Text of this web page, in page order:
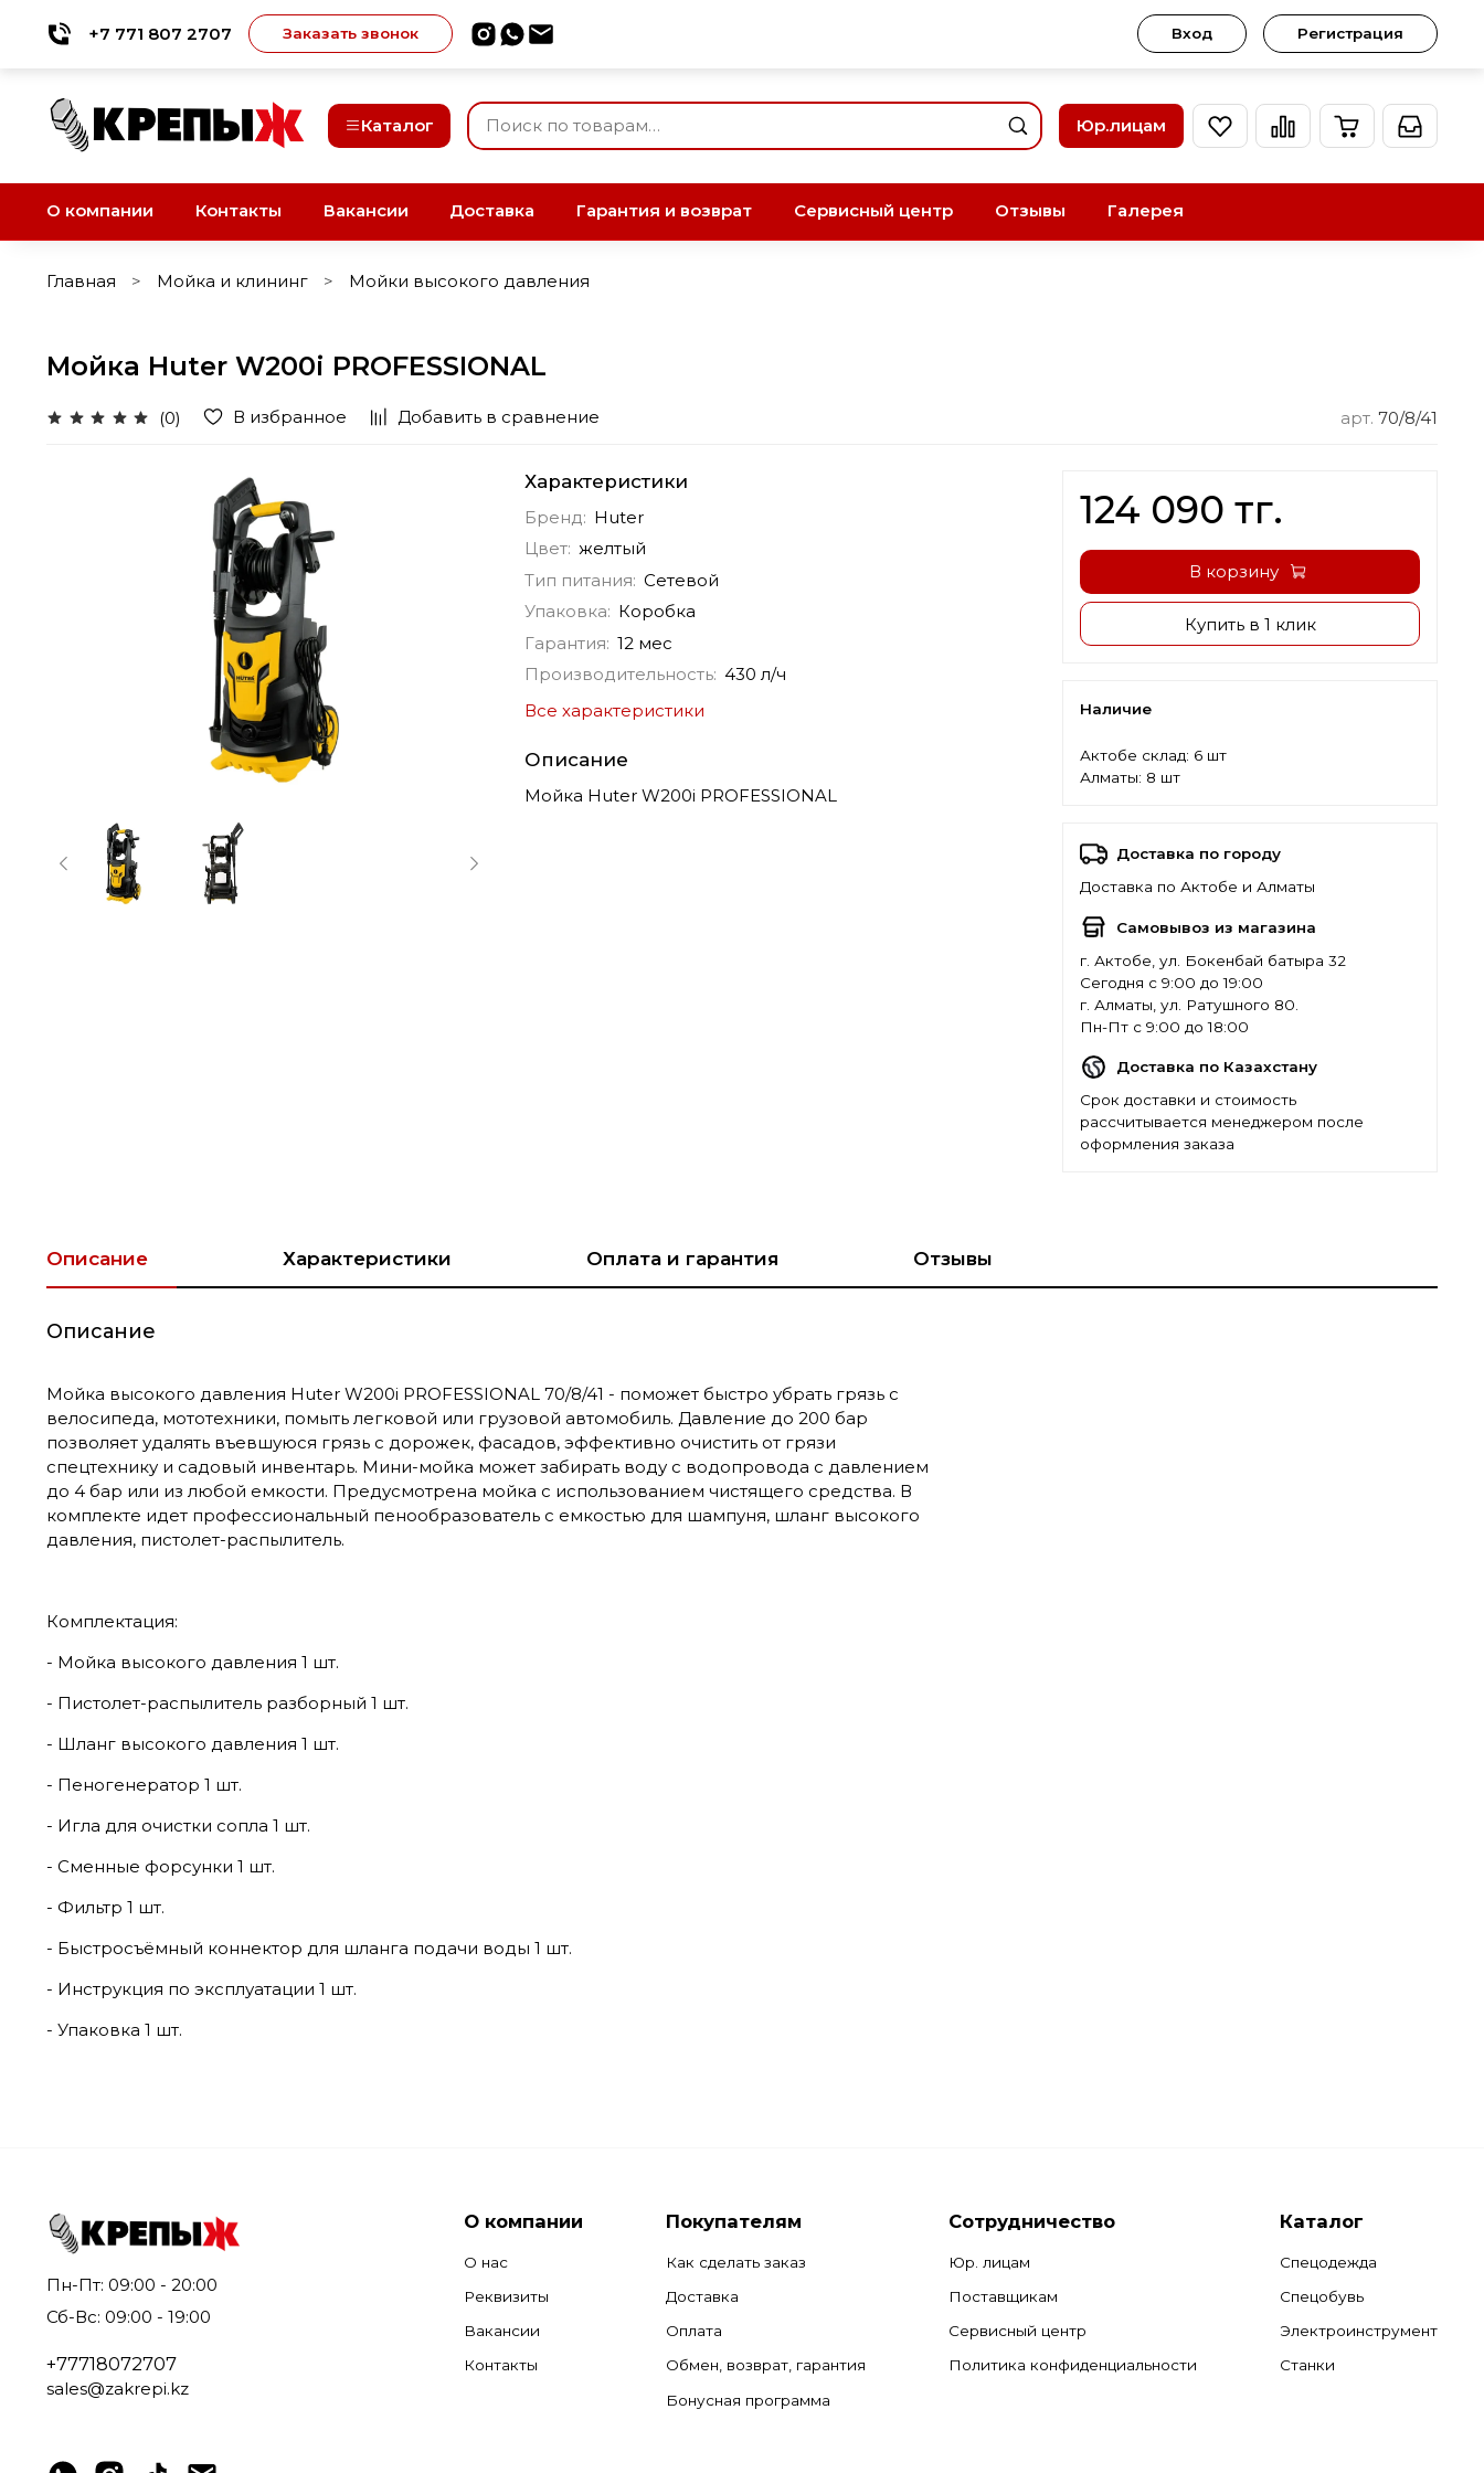
+7 771 807 2707 Заказать звонок Вход Регистрация
Каталог Юр.лицам
О компании Контакты Вакансии Доставка Гарантия и возврат Сервисный центр Отзывы Галерея
Главная Мойка и клининг Мойки высокого давления
Мойка Huter W200i PROFESSIONAL
(0) В избранное Добавить в сравнение арт. 70/8/41
Характеристики
Бренд: Huter
Цвет: желтый
Тип питания: Сетевой
Упаковка: Коробка
Гарантия: 12 мес
Производительность: 430 л/ч
Все характеристики
Описание
Мойка Huter W200i PROFESSIONAL
124 090 тг.
В корзину
Купить в 1 клик
Наличие
Актобе склад: 6 шт
Алматы: 8 шт
Доставка по городу
Доставка по Актобе и Алматы
Самовывоз из магазина
г. Актобе, ул. Бокенбай батыра 32
Сегодня с 9:00 до 19:00
г. Алматы, ул. Ратушного 80.
Пн-Пт с 9:00 до 18:00
Доставка по Казахстану
Срок доставки и стоимость
рассчитывается менеджером после
оформления заказа
Описание Характеристики Оплата и гарантия Отзывы
Описание
Мойка высокого давления Huter W200i PROFESSIONAL 70/8/41 - поможет быстро убрать грязь с
велосипеда, мототехники, помыть легковой или грузовой автомобиль. Давление до 200 бар
позволяет удалять въевшуюся грязь с дорожек, фасадов, эффективно очистить от грязи
спецтехнику и садовый инвентарь. Мини-мойка может забирать воду с водопровода с давлением
до 4 бар или из любой емкости. Предусмотрена мойка с использованием чистящего средства. В
комплекте идет профессиональный пенообразователь с емкостью для шампуня, шланг высокого
давления, пистолет-распылитель.
Комплектация:
- Мойка высокого давления 1 шт.
- Пистолет-распылитель разборный 1 шт.
- Шланг высокого давления 1 шт.
- Пеногенератор 1 шт.
- Игла для очистки сопла 1 шт.
- Сменные форсунки 1 шт.
- Фильтр 1 шт.
- Быстросъёмный коннектор для шланга подачи воды 1 шт.
- Инструкция по эксплуатации 1 шт.
- Упаковка 1 шт.
Пн-Пт: 09:00 - 20:00
Сб-Вс: 09:00 - 19:00
+77718072707
sales@zakrepi.kz
О компании
О нас
Реквизиты
Вакансии
Контакты
Покупателям
Как сделать заказ
Доставка
Оплата
Обмен, возврат, гарантия
Бонусная программа
Сотрудничество
Юр. лицам
Поставщикам
Сервисный центр
Политика конфиденциальности
Каталог
Спецодежда
Спецобувь
Электроинструмент
Станки